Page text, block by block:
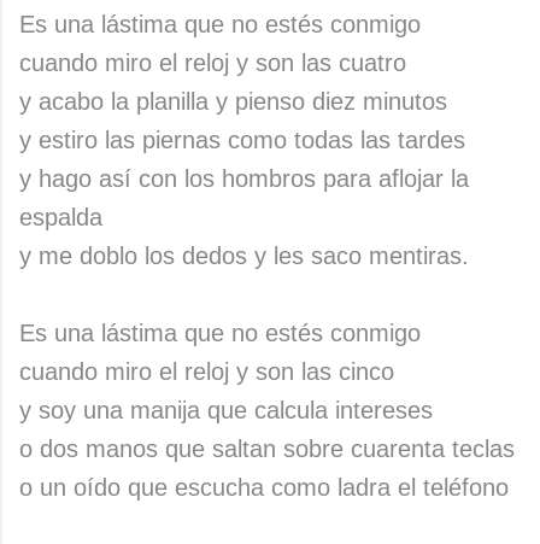
Es una lástima que no estés conmigo
cuando miro el reloj y son las cuatro
y acabo la planilla y pienso diez minutos
y estiro las piernas como todas las tardes
y hago así con los hombros para aflojar la
espalda
y me doblo los dedos y les saco mentiras.
Es una lástima que no estés conmigo
cuando miro el reloj y son las cinco
y soy una manija que calcula intereses
o dos manos que saltan sobre cuarenta teclas
o un oído que escucha como ladra el teléfono